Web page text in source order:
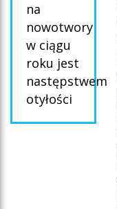
na
nowotwory
w ciągu
roku jest
następstwem
otyłości